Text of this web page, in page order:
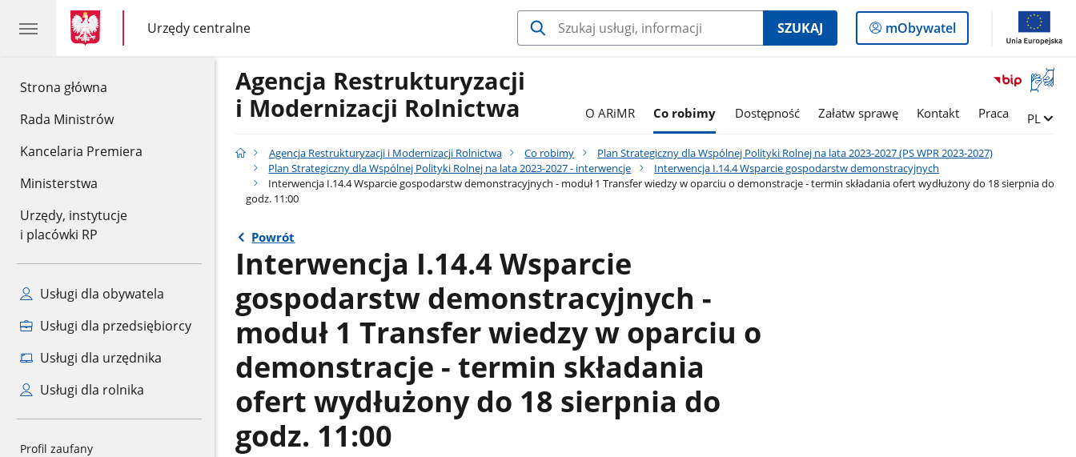
Strona główna
Rada Ministrów
Kancelaria Premiera
Ministerstwa
Urzędy, instytucje
i placówki RP
Usługi dla obywatela
Usługi dla przedsiębiorcy
Usługi dla urzędnika
Usługi dla rolnika
Profil zaufany
gov.pl
gov.pl
Urzędy centralne
gov.pl
Urzędy
centralne
SZUKAJ
Logowanie
do
mObywatel
Otwórz
okno
Agencja Restrukturyzacji
i Modernizacji Rolnictwa
O ARiMR Co robimy Dostępność Załatw sprawę Kontakt Praca Zmień
PL
Agencja Restrukturyzacji i Modernizacji Rolnictwa Co robimy
Plan Strategiczny dla Wspólnej Polityki Rolnej na lata 2023-2027 (PS WPR 2023-2027)
Plan Strategiczny dla Wspólnej Polityki Rolnej na lata 2023-2027 - interwencje
Interwencja I.14.4 Wsparcie gospodarstw demonstracyjnych
Interwencja I.14.4 Wsparcie gospodarstw demonstracyjnych - moduł 1 Transfer wiedzy w oparciu o demonstracje - termin składania ofert wydłużony do 18 sierpnia do
godz. 11:00
Powrót
Interwencja I.14.4 Wsparcie
gospodarstw demonstracyjnych -
moduł 1 Transfer wiedzy w oparciu o
demonstracje - termin składania
ofert wydłużony do 18 sierpnia do
godz. 11:00